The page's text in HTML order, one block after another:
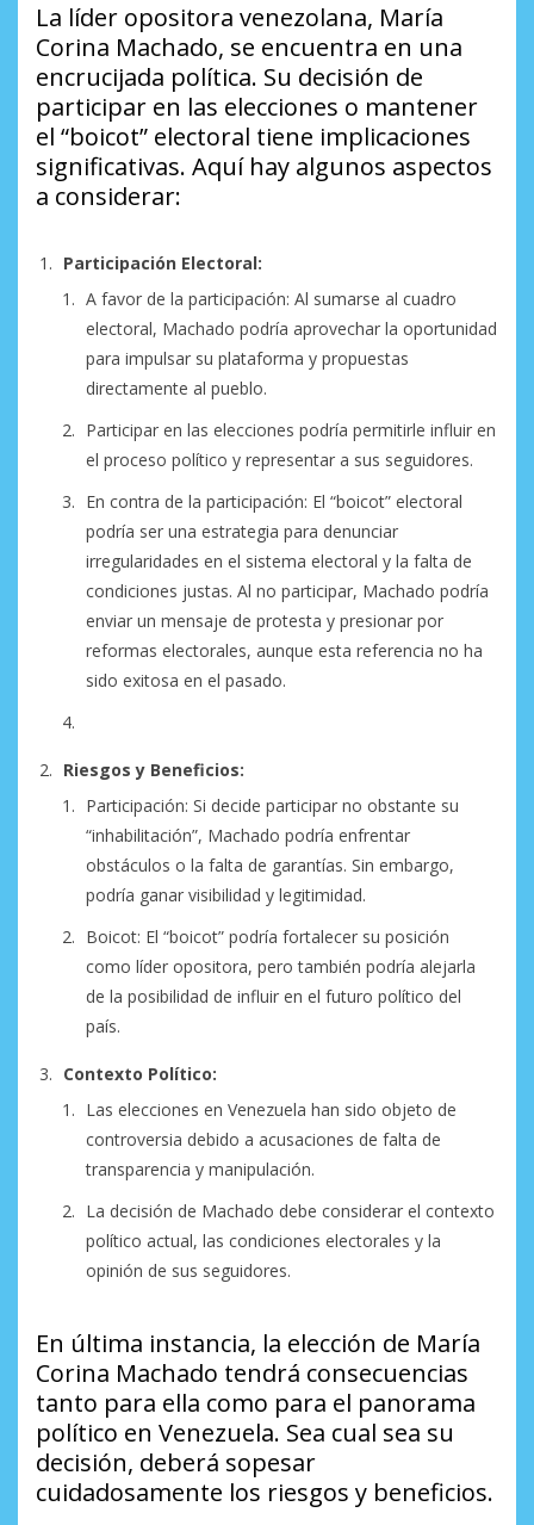
La líder opositora venezolana, María
Corina Machado, se encuentra en una
encrucijada política. Su decisión de
participar en las elecciones o mantener
el “boicot” electoral tiene implicaciones
significativas. Aquí hay algunos aspectos
a considerar:
Participación Electoral:
A favor de la participación: Al sumarse al cuadro
electoral, Machado podría aprovechar la oportunidad
para impulsar su plataforma y propuestas
directamente al pueblo.
Participar en las elecciones podría permitirle influir en
el proceso político y representar a sus seguidores.
En contra de la participación: El “boicot” electoral
podría ser una estrategia para denunciar
irregularidades en el sistema electoral y la falta de
condiciones justas. Al no participar, Machado podría
enviar un mensaje de protesta y presionar por
reformas electorales, aunque esta referencia no ha
sido exitosa en el pasado.
Riesgos y Beneficios:
Participación: Si decide participar no obstante su
“inhabilitación”, Machado podría enfrentar
obstáculos o la falta de garantías. Sin embargo,
podría ganar visibilidad y legitimidad.
Boicot: El “boicot” podría fortalecer su posición
como líder opositora, pero también podría alejarla
de la posibilidad de influir en el futuro político del
país.
Contexto Político:
Las elecciones en Venezuela han sido objeto de
controversia debido a acusaciones de falta de
transparencia y manipulación.
La decisión de Machado debe considerar el contexto
político actual, las condiciones electorales y la
opinión de sus seguidores.
En última instancia, la elección de María
Corina Machado tendrá consecuencias
tanto para ella como para el panorama
político en Venezuela. Sea cual sea su
decisión, deberá sopesar
cuidadosamente los riesgos y beneficios.